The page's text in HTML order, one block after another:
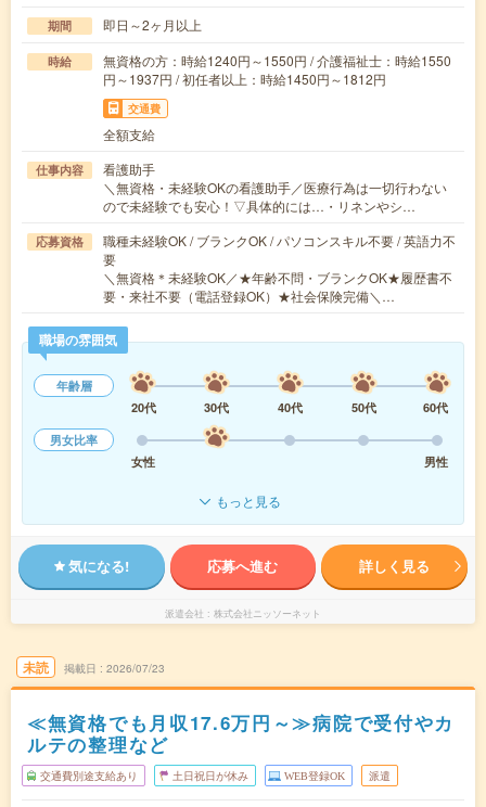
期間 即日～2ヶ月以上
時給
無資格の方：時給1240円～1550円 / 介護福祉士：時給1550
円～1937円 / 初任者以上：時給1450円～1812円
交通費
全額支給
仕事内容
看護助手
＼無資格・未経験OKの看護助手／医療行為は一切行わない
ので未経験でも安心！▽具体的には…・リネンやシ…
応募資格
職種未経験OK / ブランクOK / パソコンスキル不要 / 英語力不
要
＼無資格＊未経験OK／★年齢不問・ブランクOK★履歴書不
要・来社不要（電話登録OK）★社会保険完備＼…
職場の雰囲気
年齢層
20代
30代 40代 50代
60代
男女比率
女性
男性
もっと見る
気になる! 応募へ進む 詳しく見る
派遣会社 株式会社ニッソーネット
未読 掲載日 2026/07/23
≪無資格でも月収17.6万円～≫病院で受付やカ
ルテの整理など
交通費別途支給あり 土日祝日が休み WEB登録OK 派遣